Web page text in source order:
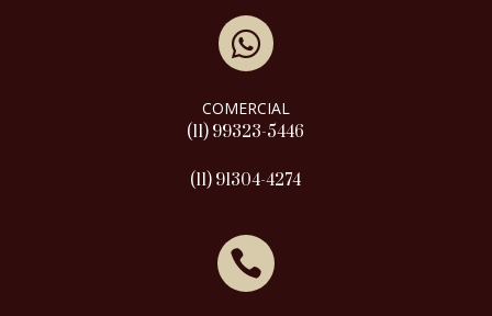

COMERCIAL
(11) 99323-5446
(11) 91304-4274
